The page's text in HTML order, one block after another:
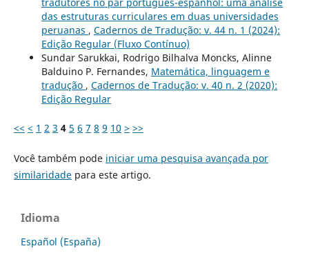
tradutores no par português-espanhol: uma análise
das estruturas curriculares em duas universidades
peruanas , Cadernos de Tradução: v. 44 n. 1 (2024):
Edição Regular (Fluxo Contínuo)
Sundar Sarukkai, Rodrigo Bilhalva Moncks, Alinne
Balduino P. Fernandes, Matemática, linguagem e
tradução , Cadernos de Tradução: v. 40 n. 2 (2020):
Edição Regular
<< < 1 2 3 4 5 6 7 8 9 10 > >>
Você também pode iniciar uma pesquisa avançada por
similaridadepara este artigo.
Idioma
Español (España)